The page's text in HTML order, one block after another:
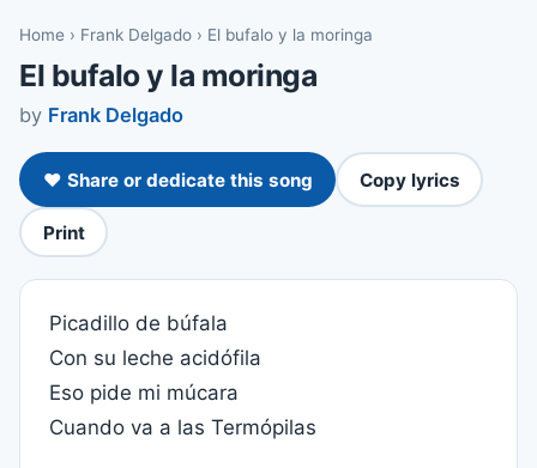
Home › Frank Delgado › El bufalo y la moringa
El bufalo y la moringa
by Frank Delgado
❤️ Share or dedicate this song Copy lyrics
Print
Picadillo de búfala
Con su leche acidófila
Eso pide mi múcara
Cuando va a las Termópilas